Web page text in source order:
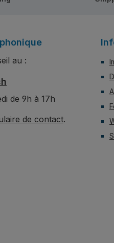
au :
de 9h à 17h
de contact.